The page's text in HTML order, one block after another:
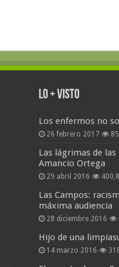
Lo + Visto
Los enfermos no
26 febrero 2017
Las lágrimas de las
Amancio Ortega
29 abril 2016
Las Campos:
máxima audiencia
28 diciembre 2016
Hijo de una
14 marzo 2016